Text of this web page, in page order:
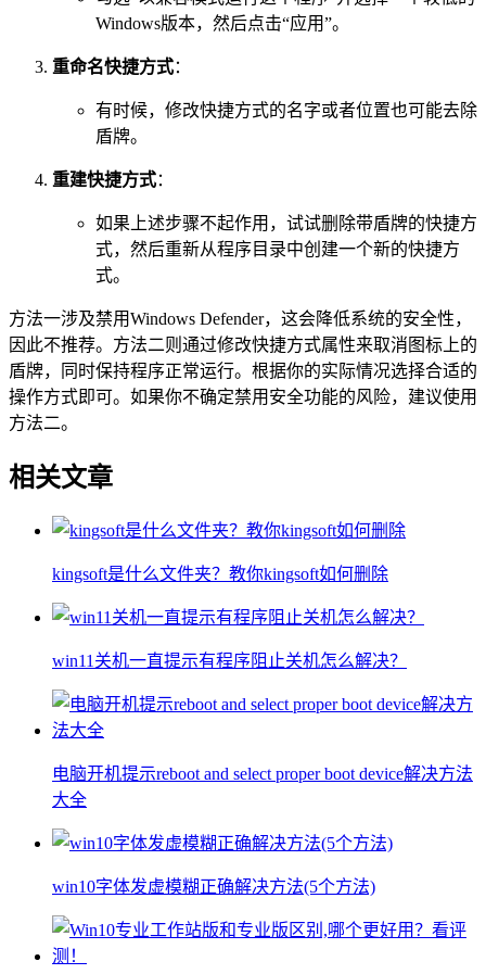
Windows版本，然后点击“应用”。
重命名快捷方式：
有时候，修改快捷方式的名字或者位置也可能去除
盾牌。
重建快捷方式：
如果上述步骤不起作用，试试删除带盾牌的快捷方
式，然后重新从程序目录中创建一个新的快捷方
式。
方法一涉及禁用Windows Defender，这会降低系统的安全性，
因此不推荐。方法二则通过修改快捷方式属性来取消图标上的
盾牌，同时保持程序正常运行。根据你的实际情况选择合适的
操作方式即可。如果你不确定禁用安全功能的风险，建议使用
方法二。
相关文章
kingsoft是什么文件夹？教你kingsoft如何删除
win11关机一直提示有程序阻止关机怎么解决？
电脑开机提示reboot and select proper boot device解决方法
大全
win10字体发虚模糊正确解决方法(5个方法)